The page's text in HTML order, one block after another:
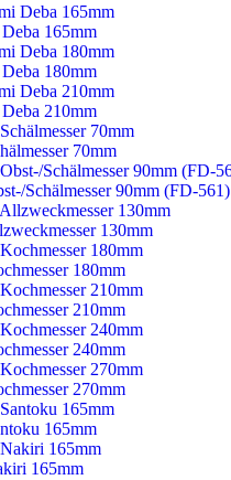
165mm
180mm
210mm
70mm
Schälmesser 90mm (FD-561)
130mm
180mm
210mm
240mm
270mm
165mm
165mm